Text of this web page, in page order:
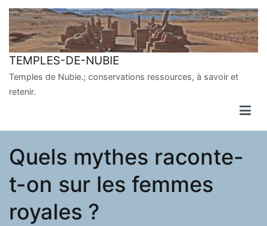
Aller
contenu
TEMPLES-DE-NUBIE
Temples de Nubie.; conservations ressources, à savoir et
retenir.
Quels mythes raconte-
t-on sur les femmes
royales ?